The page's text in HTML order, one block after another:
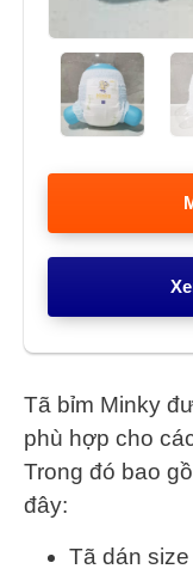
Tã bỉm Minky
phù hợp cho
Trong đó bao
đây:
Tã dán